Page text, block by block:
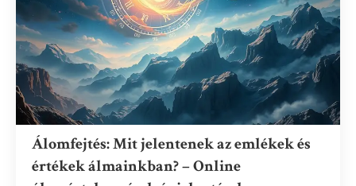
Álomfejtés: Mit jelentenek az emlékek és
értékek álmainkban? – Online